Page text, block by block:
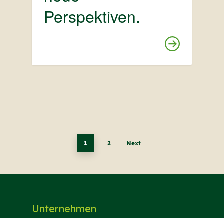
Perspektiven.
1 2 Next
Unternehmen